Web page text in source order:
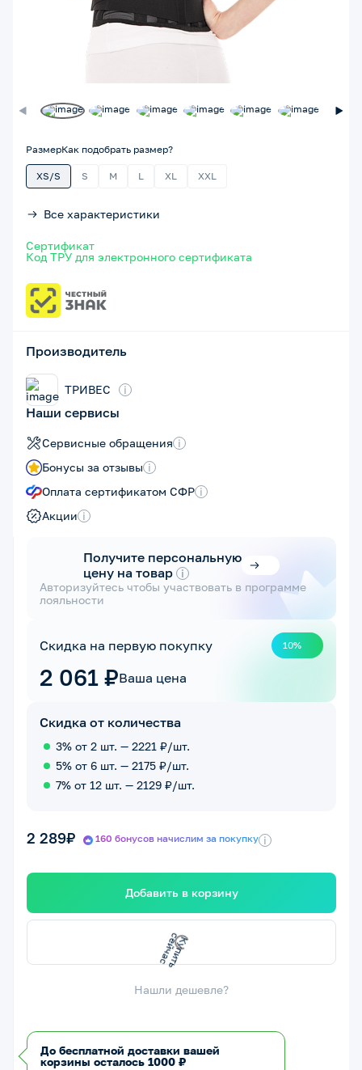
РазмерКак подобрать размер?
XS/S S M L XL XXL
Все характеристики
Сертификат
Код ТРУ для электронного сертификата
Производитель
ТРИВЕС i
Наши сервисы
Сервисные обращения i
Бонусы за отзывы i
Оплата сертификатом СФР i
Акции i
Получите персональную
цену на товар i
Авторизуйтесь чтобы участвовать в программе
лояльности
Скидка на первую покупку 10%
2 061 ₽Ваша цена
Скидка от количества
3% от 2 шт. — 2221 ₽/шт.
5% от 6 шт. — 2175 ₽/шт.
7% от 12 шт. — 2129 ₽/шт.
2 289₽ 160 бонусов начислим за покупку i
Добавить в корзину
К
у
п
ить
с
е
й
ч
а
с
Нашли дешевле?
До бесплатной доставки вашей
корзины осталось 1000 ₽